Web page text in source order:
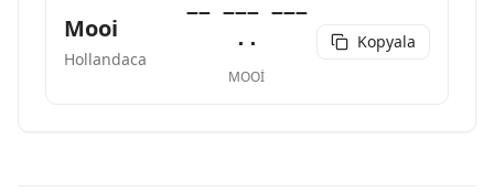
Mooi
Hollandaca
−− −−− −−−
··
MOOI
Kopyala